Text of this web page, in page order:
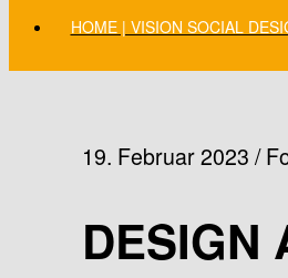
HOME | VISION SOCIAL
19. Februar 2023 /
DESIGN